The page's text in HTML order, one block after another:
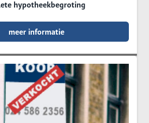
hypotheekbegroting
meer informatie